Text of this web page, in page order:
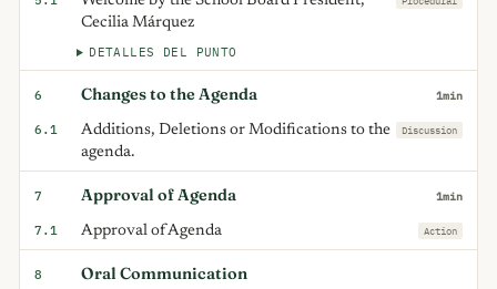
Cecilia Márquez
DETALLES DEL PUNTO
6 Changes to the Agenda 1min
6.1
Additions, Deletions or Modifications to the
agenda.
Discussion
7 Approval of Agenda 1min
7.1 Approval of Agenda Action
8 Oral Communication